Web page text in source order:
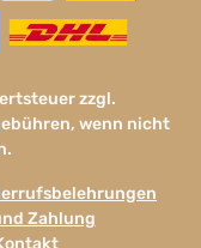
zzgl.
wenn nicht
Zahlung